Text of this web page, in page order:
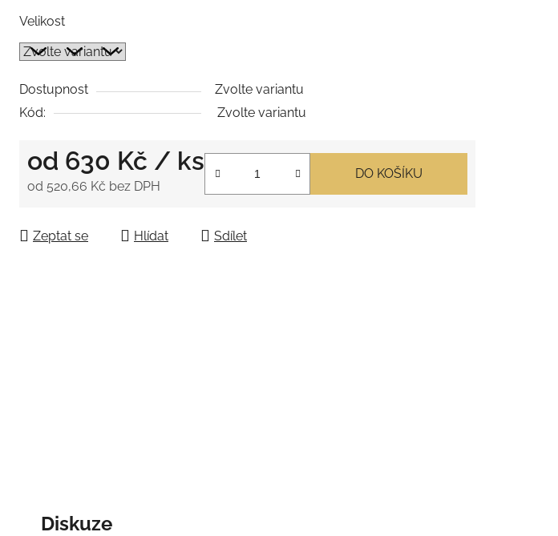
hvězdiček.
Velikost
Dostupnost
Zvolte variantu
Kód:
Zvolte variantu
od 630 Kč / ks
od 520,66 Kč bez DPH
DO KOŠÍKU
Zeptat se Hlídat Sdílet
Diskuze